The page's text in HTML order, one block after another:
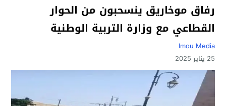
رفاق موخاريق ينسحبون من الحوار
القطاعي مع وزارة التربية الوطنية
Imou Media
25 يناير 2025